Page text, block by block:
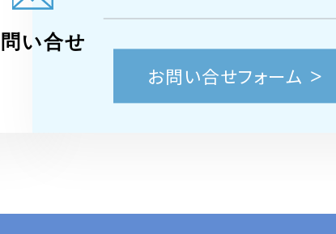
お問い合せフォーム
い合せ